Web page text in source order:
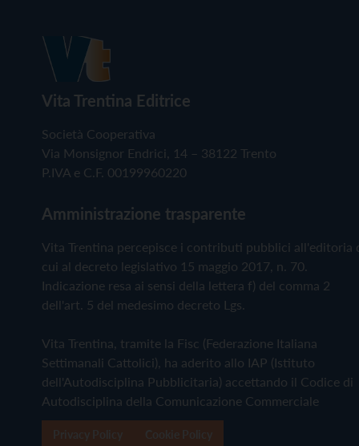
Vita Trentina Editrice
Società Cooperativa
Via Monsignor Endrici, 14 – 38122 Trento
P.IVA e C.F. 00199960220
Amministrazione trasparente
Vita Trentina percepisce i contributi pubblici all'editoria
cui al decreto legislativo 15 maggio 2017, n. 70.
Indicazione resa ai sensi della lettera f) del comma 2
dell'art. 5 del medesimo decreto Lgs.
Vita Trentina, tramite la Fisc (Federazione Italiana
Settimanali Cattolici), ha aderito allo IAP (Istituto
dell'Autodisciplina Pubblicitaria) accettando il Codice di
Autodisciplina della Comunicazione Commerciale